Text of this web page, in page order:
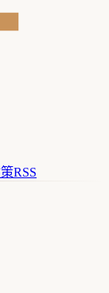
RSS